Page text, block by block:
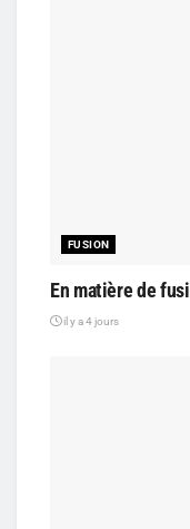
FUSION
En matière de
il y a 4 jours